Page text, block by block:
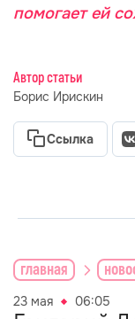
помогает ей
Автор статьи
Борис Ирискин
Ссылка
главная
23 мая 06:05